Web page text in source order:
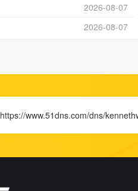
2026-08-07
2026-08-07
https://www.51dns.com/dns/